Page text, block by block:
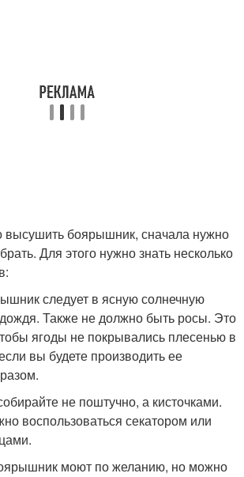
высушить боярышник, сначала нужно
Для этого нужно знать несколько
следует в ясную солнечную
Также не должно быть росы. Это
ягоды не покрывались плесенью в
вы будете производить ее
не поштучно, а кисточками.
воспользоваться секатором или
моют по желанию, но можно